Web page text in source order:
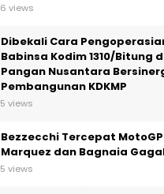
6 views
Dibekali Cara
Babinsa Kodim 1310/Bitung
Pangan Nusantara
Pembangunan KDKMP
5 views
Bezzecchi Tercepat
Marquez dan Bagnaia
5 views